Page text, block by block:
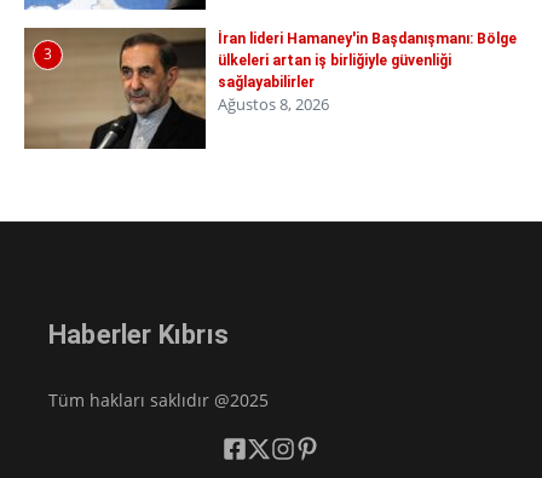
3
İran lideri Hamaney'in Başdanışmanı: Bölge
ülkeleri artan iş birliğiyle güvenliği
sağlayabilirler
Ağustos 8, 2026
Haberler Kıbrıs
Tüm hakları saklıdır @2025